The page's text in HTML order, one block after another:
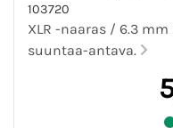
103720
XLR -naaras / 6.3
suuntaa-antava.